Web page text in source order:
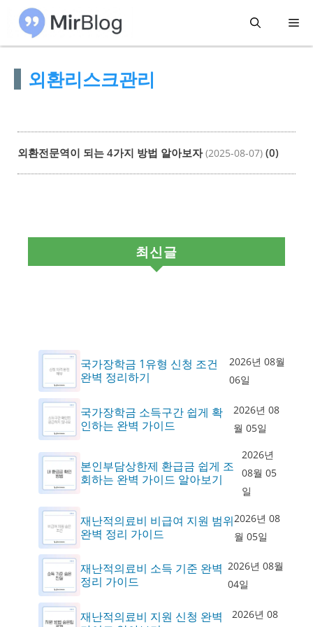
메
외환리스크관리
외환전문역이 되는 4가지 방법 알아보자 (2025-08-07) (0)
최신글
국가장학금 1유형 신청 조건
완벽 정리하기
2026년 08월
06일
국가장학금 소득구간 쉽게 확
인하는 완벽 가이드
2026년 08
월 05일
본인부담상한제 환급금 쉽게 조
회하는 완벽 가이드 알아보기
2026년
08월 05
일
재난적의료비 비급여 지원 범위
완벽 정리 가이드
2026년 08
월 05일
재난적의료비 소득 기준 완벽
정리 가이드
2026년 08월
04일
재난적의료비 지원 신청 완벽
2026년 08